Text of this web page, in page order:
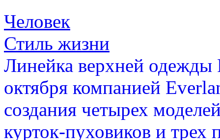
Человек
Стиль жизни
Линейка верхней одежды
октября компанией
создания четырех
курток-пуховиков и трех